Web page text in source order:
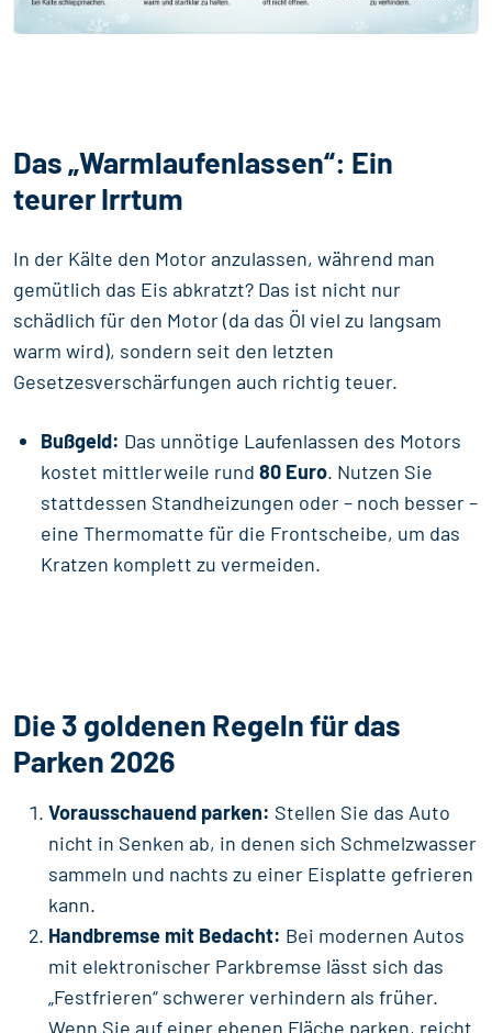
Das „Warmlaufenlassen“: Ein
teurer Irrtum
In der Kälte den Motor anzulassen, während man
gemütlich das Eis abkratzt? Das ist nicht nur
schädlich für den Motor (da das Öl viel zu langsam
warm wird), sondern seit den letzten
Gesetzesverschärfungen auch richtig teuer.
Bußgeld: Das unnötige Laufenlassen des Motors
kostet mittlerweile rund 80 Euro. Nutzen Sie
stattdessen Standheizungen oder – noch besser –
eine Thermomatte für die Frontscheibe, um das
Kratzen komplett zu vermeiden.
Die 3 goldenen Regeln für das
Parken 2026
Vorausschauend parken: Stellen Sie das Auto
nicht in Senken ab, in denen sich Schmelzwasser
sammeln und nachts zu einer Eisplatte gefrieren
kann.
Handbremse mit Bedacht: Bei modernen Autos
mit elektronischer Parkbremse lässt sich das
„Festfrieren“ schwerer verhindern als früher.
Wenn Sie auf einer ebenen Fläche parken, reicht